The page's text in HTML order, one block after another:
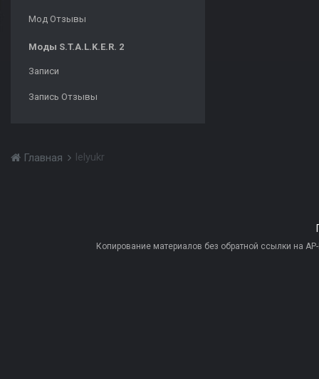
Мод Отзывы
Моды S.T.A.L.K.E.R. 2
Записи
Запись Отзывы
Главная lelyukr
Копирование материалов без обратной ссылки на